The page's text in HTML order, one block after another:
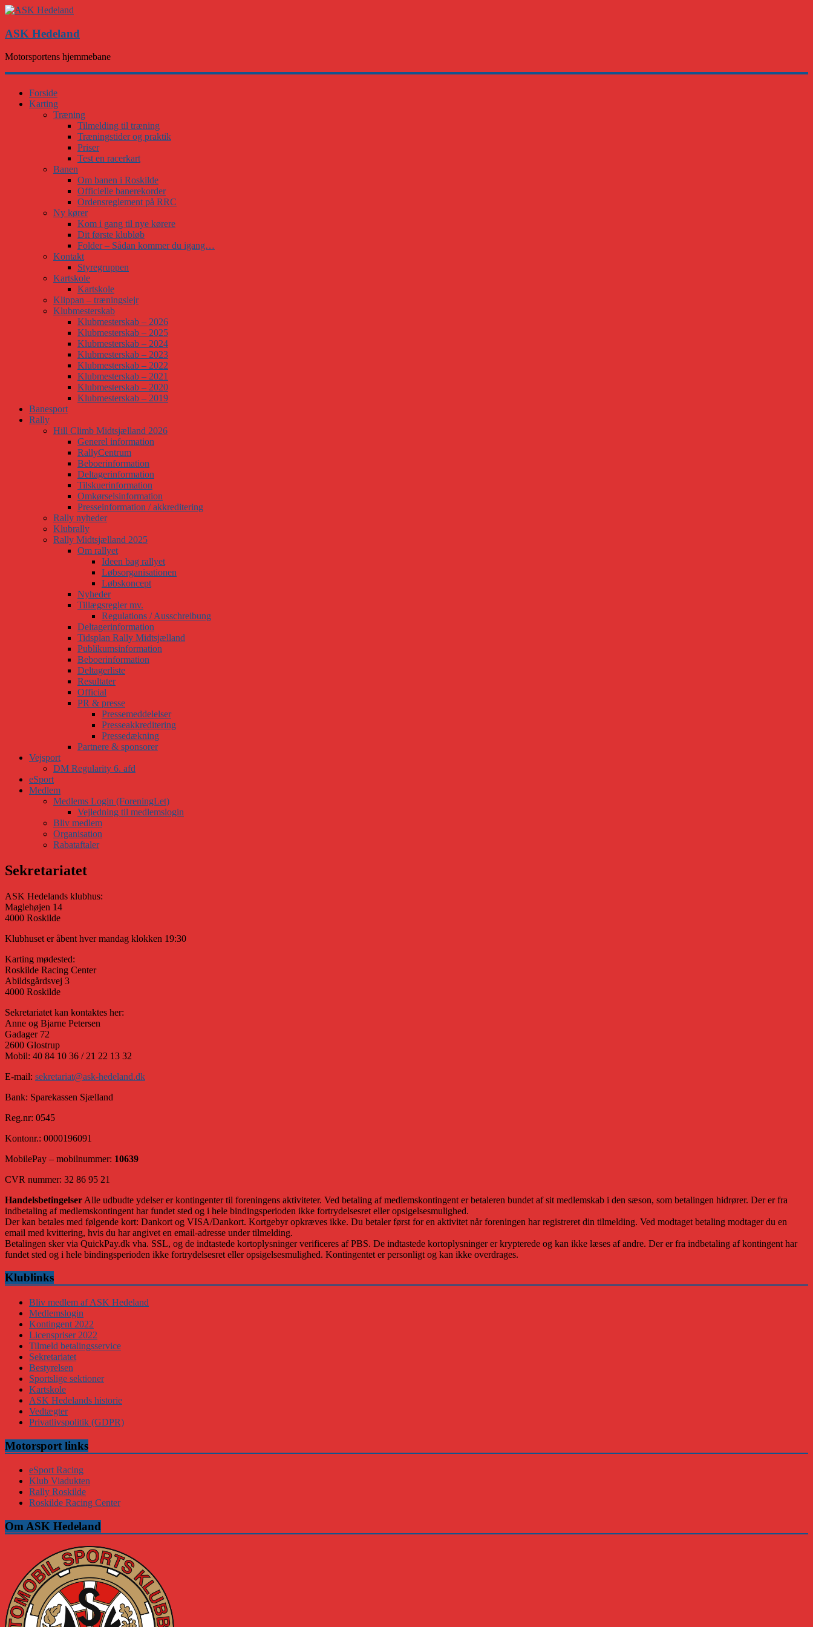
ASK Hedeland
Motorsportens hjemmebane
Forside
Karting
Træning
Tilmelding til træning
Træningstider og praktik
Priser
Test en racerkart
Banen
Om banen i Roskilde
Officielle banerekorder
Ordensreglement på RRC
Ny kører
Kom i gang til nye kørere
Dit første klubløb
Folder – Sådan kommer du igang…
Kontakt
Styregruppen
Kartskole
Kartskole
Klippan – træningslejr
Klubmesterskab
Klubmesterskab – 2026
Klubmesterskab – 2025
Klubmesterskab – 2024
Klubmesterskab – 2023
Klubmesterskab – 2022
Klubmesterskab – 2021
Klubmesterskab – 2020
Klubmesterskab – 2019
Banesport
Rally
Hill Climb Midtsjælland 2026
Generel information
RallyCentrum
Beboerinformation
Deltagerinformation
Tilskuerinformation
Omkørselsinformation
Presseinformation / akkreditering
Rally nyheder
Klubrally
Rally Midtsjælland 2025
Om rallyet
Ideen bag rallyet
Løbsorganisationen
Løbskoncept
Nyheder
Tillægsregler mv.
Regulations / Ausschreibung
Deltagerinformation
Tidsplan Rally Midtsjælland
Publikumsinformation
Beboerinformation
Deltagerliste
Resultater
Official
PR & presse
Pressemeddelelser
Presseakkreditering
Pressedækning
Partnere & sponsorer
Vejsport
DM Regularity 6. afd
eSport
Medlem
Medlems Login (ForeningLet)
Vejledning til medlemslogin
Bliv medlem
Organisation
Rabataftaler
Sekretariatet
ASK Hedelands klubhus:
Maglehøjen 14
4000 Roskilde
Klubhuset er åbent hver mandag klokken 19:30
Karting mødested:
Roskilde Racing Center
Abildsgårdsvej 3
4000 Roskilde
Sekretariatet kan kontaktes her:
Anne og Bjarne Petersen
Gadager 72
2600 Glostrup
Mobil: 40 84 10 36 / 21 22 13 32
E-mail: sekretariat@ask-hedeland.dk
Bank: Sparekassen Sjælland
Reg.nr: 0545
Kontonr.: 0000196091
MobilePay – mobilnummer: 10639
CVR nummer: 32 86 95 21
Handelsbetingelser Alle udbudte ydelser er kontingenter til foreningens aktiviteter. Ved betaling af medlemskontingent er betaleren bundet af sit medlemskab i den sæson, som betalingen hidrører. Der er fra
indbetaling af medlemskontingent har fundet sted og i hele bindingsperioden ikke fortrydelsesret eller opsigelsesmulighed.
Der kan betales med følgende kort: Dankort og VISA/Dankort. Kortgebyr opkræves ikke. Du betaler først for en aktivitet når foreningen har registreret din tilmelding. Ved modtaget betaling modtager du en
email med kvittering, hvis du har angivet en email-adresse under tilmelding.
Betalingen sker via QuickPay.dk vha. SSL, og de indtastede kortoplysninger verificeres af PBS. De indtastede kortoplysninger er krypterede og kan ikke læses af andre. Der er fra indbetaling af kontingent har
fundet sted og i hele bindingsperioden ikke fortrydelsesret eller opsigelsesmulighed. Kontingentet er personligt og kan ikke overdrages.
Klublinks
Bliv medlem af ASK Hedeland
Medlemslogin
Kontingent 2022
Licenspriser 2022
Tilmeld betalingsservice
Sekretariatet
Bestyrelsen
Sportslige sektioner
Kartskole
ASK Hedelands historie
Vedtægter
Privatlivspolitik (GDPR)
Motorsport links
eSport Racing
Klub Viadukten
Rally Roskilde
Roskilde Racing Center
Om ASK Hedeland